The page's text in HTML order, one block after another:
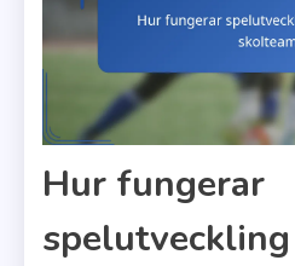
Hur fungerar